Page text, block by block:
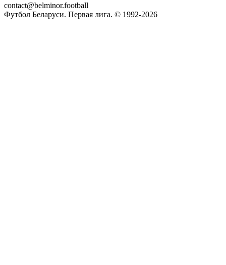
contact@belminor.football
Футбол Беларуси. Первая лига. © 1992-2026